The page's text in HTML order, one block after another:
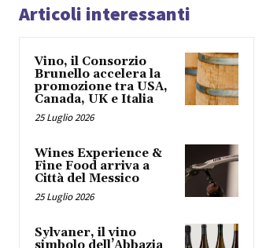
Articoli interessanti
Vino, il Consorzio
Brunello accelera la
promozione tra USA,
Canada, UK e Italia
25 Luglio 2026
Wines Experience &
Fine Food arriva a
Città del Messico
25 Luglio 2026
Sylvaner, il vino
simbolo dell’Abbazia